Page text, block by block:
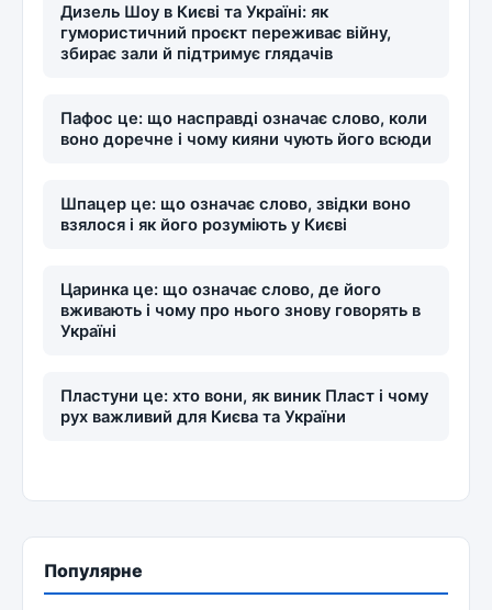
Дизель Шоу в Києві та Україні: як
гумористичний проєкт переживає війну,
збирає зали й підтримує глядачів
Пафос це: що насправді означає слово, коли
воно доречне і чому кияни чують його всюди
Шпацер це: що означає слово, звідки воно
взялося і як його розуміють у Києві
Царинка це: що означає слово, де його
вживають і чому про нього знову говорять в
Україні
Пластуни це: хто вони, як виник Пласт і чому
рух важливий для Києва та України
Популярне